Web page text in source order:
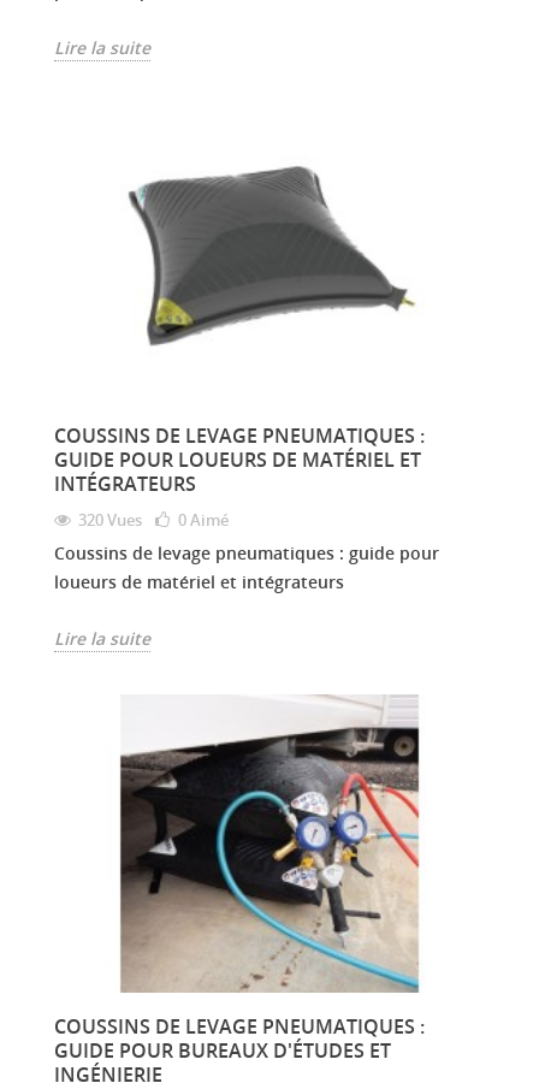
Lire la suite
COUSSINS DE LEVAGE PNEUMATIQUES :
GUIDE POUR LOUEURS DE MATÉRIEL ET
INTÉGRATEURS
320 Vues 0Aimé
Coussins de levage pneumatiques : guide pour
loueurs de matériel et intégrateurs
Lire la suite
COUSSINS DE LEVAGE PNEUMATIQUES :
GUIDE POUR BUREAUX D'ÉTUDES ET
INGÉNIERIE